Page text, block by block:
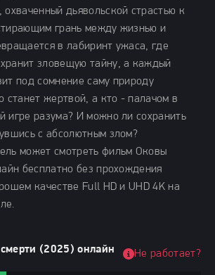
дьявольской страстью к
грань между жизнью и
в лабиринт ужаса, где
зловещую тайну, а каждый
под сомнение саму природу
станет жертвой, а кто - палачом в
игре разума? И можно ли сохранить
с абсолютным злом?
может смотреть фильм Оковы
бесплатно без прохождения
качестве Full HD и UHD 4K на
(2025) онлайн Не работает?